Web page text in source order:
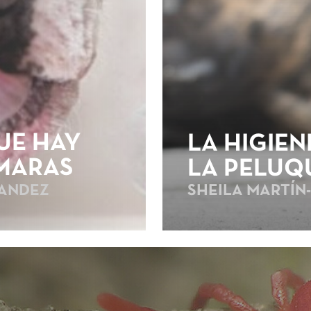
HAY
LA
LA
SHEILA